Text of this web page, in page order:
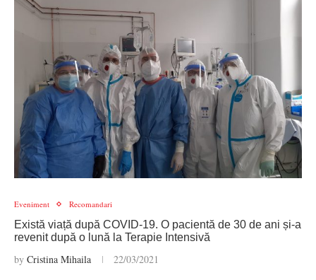
Eveniment Recomandari
Există viață după COVID-19. O pacientă de 30 de ani și-a
revenit după o lună la Terapie Intensivă
by Cristina Mihaila 22/03/2021